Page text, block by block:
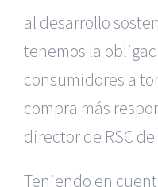
al desarrollo
tenemos la
consumidores a
compra más
director de RSC de
Teniendo en